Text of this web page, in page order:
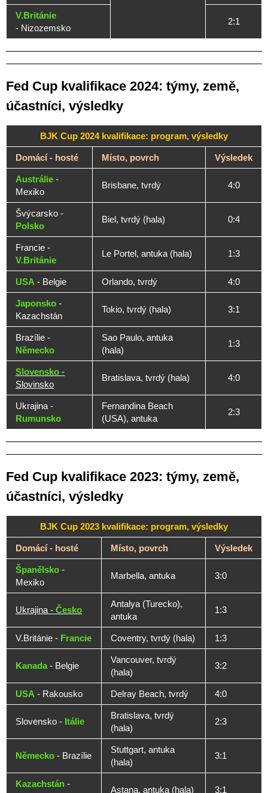
V.Británie
- Nizozemsko
2:1
Fed Cup kvalifikace 2024: týmy, země,
účastníci, výsledky
BJK Cup 2024 kvalifikace: program, výsledky
Domácí - hosté Místo, povrch Výsledek
Austrálie -
Mexiko
Brisbane, tvrdý 4:0
Švýcarsko -
Polsko
Biel, tvrdý (hala) 0:4
Francie -
V.Británie
Le Portel, antuka (hala) 1:3
USA - Belgie Orlando, tvrdý 4:0
Japonsko -
Kazachstán
Tokio, tvrdý (hala) 3:1
Brazílie -
Německo
Sao Paulo, antuka
(hala)
1:3
Slovensko -
Slovinsko
Bratislava, tvrdý (hala) 4:0
Ukrajina -
Rumunsko
Fernandina Beach
(USA), antuka
2:3
Fed Cup kvalifikace 2023: týmy, země,
účastníci, výsledky
BJK Cup 2023 kvalifikace: program, výsledky
Domácí - hosté Místo, povrch Výsledek
Španělsko -
Mexiko
Marbella, antuka 3:0
Ukrajina - Česko
Antalya (Turecko),
antuka
1:3
V.Británie - Francie Coventry, tvrdý (hala) 1:3
Kanada- Belgie
Vancouver, tvrdý
(hala)
3:2
USA - Rakousko Delray Beach, tvrdý 4:0
Slovensko - Itálie
Bratislava, tvrdý
(hala)
2:3
Německo - Brazílie
Stuttgart, antuka
(hala)
3:1
Kazachstán -
Astana, antuka (hala) 3:1